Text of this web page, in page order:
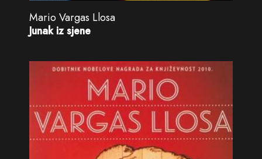
Mario Vargas Llosa
Junak iz sjene